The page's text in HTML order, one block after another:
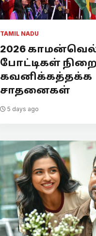
TAMIL NADU
2026
போட்டிகள்
கவனிக்கத்தக்க
சாதனைகள்
5 days ago